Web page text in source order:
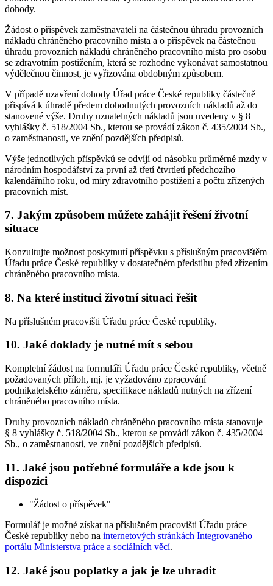
dohody.
Žádost o příspěvek zaměstnavateli na částečnou úhradu provozních
nákladů chráněného pracovního místa a o příspěvek na částečnou
úhradu provozních nákladů chráněného pracovního místa pro osobu
se zdravotním postižením, která se rozhodne vykonávat samostatnou
výdělečnou činnost, je vyřizována obdobným způsobem.
V případě uzavření dohody Úřad práce České republiky částečně
přispívá k úhradě předem dohodnutých provozních nákladů až do
stanovené výše. Druhy uznatelných nákladů jsou uvedeny v § 8
vyhlášky č. 518/2004 Sb., kterou se provádí zákon č. 435/2004 Sb.,
o zaměstnanosti, ve znění pozdějších předpisů.
Výše jednotlivých příspěvků se odvíjí od násobku průměrné mzdy v
národním hospodářství za první až třetí čtvrtletí předchozího
kalendářního roku, od míry zdravotního postižení a počtu zřízených
pracovních míst.
7. Jakým způsobem můžete zahájit řešení životní
situace
Konzultujte možnost poskytnutí příspěvku s příslušným pracovištěm
Úřadu práce České republiky v dostatečném předstihu před zřízením
chráněného pracovního místa.
8. Na které instituci životní situaci řešit
Na příslušném pracovišti Úřadu práce České republiky.
10. Jaké doklady je nutné mít s sebou
Kompletní žádost na formuláři Úřadu práce České republiky, včetně
požadovaných příloh, mj. je vyžadováno zpracování
podnikatelského záměru, specifikace nákladů nutných na zřízení
chráněného pracovního místa.
Druhy provozních nákladů chráněného pracovního místa stanovuje
§ 8 vyhlášky č. 518/2004 Sb., kterou se provádí zákon č. 435/2004
Sb., o zaměstnanosti, ve znění pozdějších předpisů.
11. Jaké jsou potřebné formuláře a kde jsou k
dispozici
"Žádost o příspěvek"
Formulář je možné získat na příslušném pracovišti Úřadu práce
České republiky nebo na internetových stránkách Integrovaného
portálu Ministerstva práce a sociálních věcí.
12. Jaké jsou poplatky a jak je lze uhradit